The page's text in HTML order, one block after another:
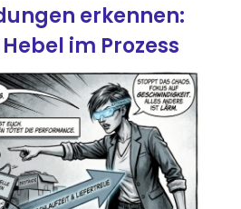
erkennen:
im Prozess